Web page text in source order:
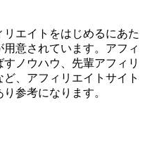
エイトをはじめるにあた
意されています。アフィ
ノウハウ、先輩アフィリ
、アフィリエイトサイト
参考になります。